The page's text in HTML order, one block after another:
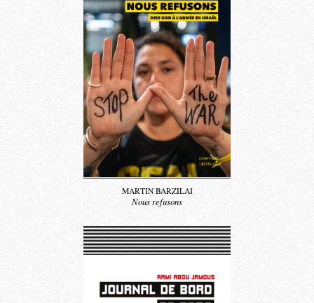
MARTIN BARZILAI
Nous refusons